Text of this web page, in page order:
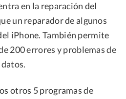
en la reparación del
un reparador de algunos
iPhone. También permite
200 errores y problemas de
otros 5 programas de